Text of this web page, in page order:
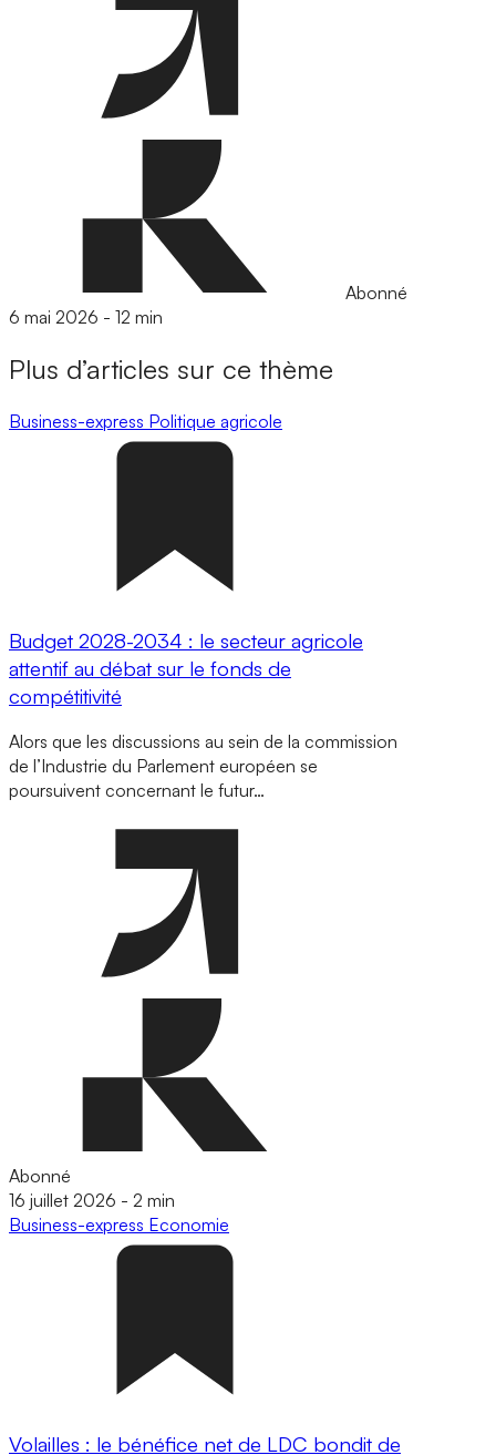
Abonné
6 mai 2026 - 12 min
Plus d’articles sur ce thème
Business-express Politique agricole
Budget 2028-2034 : le secteur agricole
attentif au débat sur le fonds de
compétitivité
Alors que les discussions au sein de la commission
de l’Industrie du Parlement européen se
poursuivent concernant le futur…
Abonné
16 juillet 2026 - 2 min
Business-express Economie
Volailles : le bénéfice net de LDC bondit de